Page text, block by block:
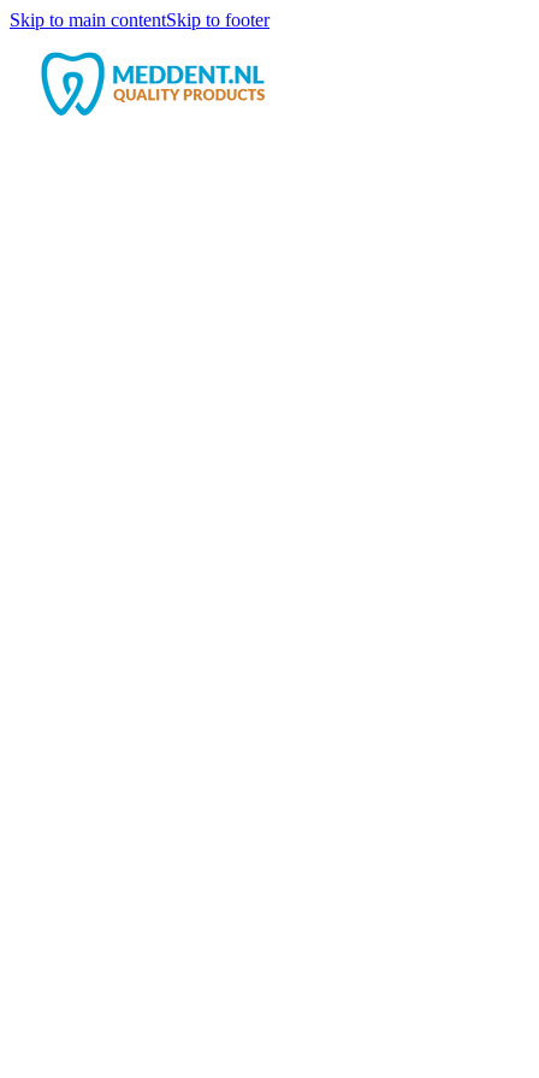
Skip to main contentSkip to footer